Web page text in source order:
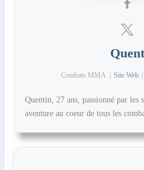
Combats MMA Site Web
Quentin, 27 ans, passionné par
aventure au coeur de tous les